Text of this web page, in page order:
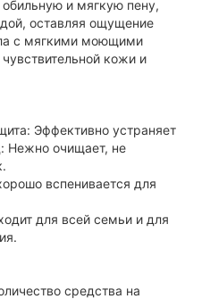
и мягкую пену,
оставляя ощущение
с мягкими моющими
кожи и
Эффективно устраняет
Нежно очищает, не
вспенивается для
для всей семьи и для
средства на